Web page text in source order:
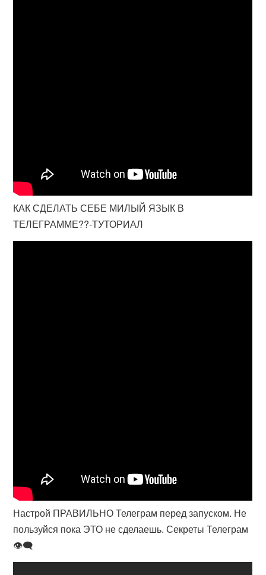
КАК СДЕЛАТЬ СЕБЕ МИЛЫЙ ЯЗЫК В
ТЕЛЕГРАММЕ??-ТУТОРИАЛ
Настрой ПРАВИЛЬНО Телеграм перед запуском. Не
пользуйся пока ЭТО не сделаешь. Секреты Телеграм
👁‍🗨